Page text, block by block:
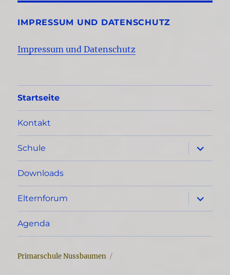
IMPRESSUM UND DATENSCHUTZ
Impressum und Datenschutz
Startseite
Kontakt
Schule
öffnen
Downloads
Elternforum
öffnen
Agenda
Primarschule Nussbaumen